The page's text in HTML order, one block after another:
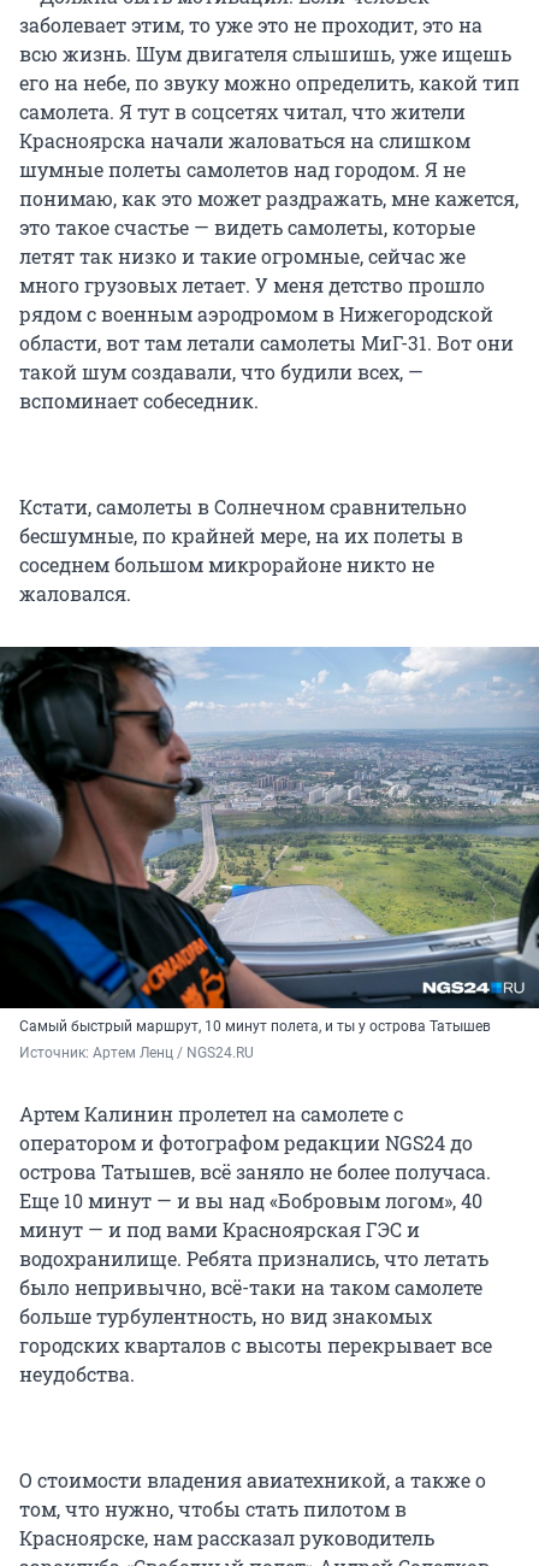
заболевает этим, то уже это не проходит, это на
всю жизнь. Шум двигателя слышишь, уже ищешь
его на небе, по звуку можно определить, какой тип
самолета. Я тут в соцсетях читал, что жители
Красноярска начали жаловаться на слишком
шумные полеты самолетов над городом. Я не
понимаю, как это может раздражать, мне кажется,
это такое счастье — видеть самолеты, которые
летят так низко и такие огромные, сейчас же
много грузовых летает. У меня детство прошло
рядом с военным аэродромом в Нижегородской
области, вот там летали самолеты МиГ-31. Вот они
такой шум создавали, что будили всех, —
вспоминает собеседник.
Кстати, самолеты в Солнечном сравнительно
бесшумные, по крайней мере, на их полеты в
соседнем большом микрорайоне никто не
жаловался.
Самый быстрый маршрут, 10 минут полета, и ты у острова Татышев
Источник: Артем Ленц / NGS24.RU
Артем Калинин пролетел на самолете с
оператором и фотографом редакции NGS24 до
острова Татышев, всё заняло не более получаса.
Еще 10 минут — и вы над «Бобровым логом», 40
минут — и под вами Красноярская ГЭС и
водохранилище. Ребята признались, что летать
было непривычно, всё-таки на таком самолете
больше турбулентность, но вид знакомых
городских кварталов с высоты перекрывает все
неудобства.
О стоимости владения авиатехникой, а также о
том, что нужно, чтобы стать пилотом в
Красноярске, нам рассказал руководитель